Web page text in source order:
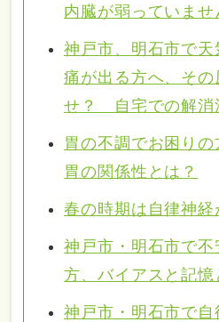
内臓が弱っていませ
神戸市、明石市で
痛が出る方へ、そ
せ？ 自宅での解消
胃の不調でお困りの
胃の関係性とは？
春の時期は自律神経
神戸市・明石市で
方、バイアスと記憶
神戸市・明石市で